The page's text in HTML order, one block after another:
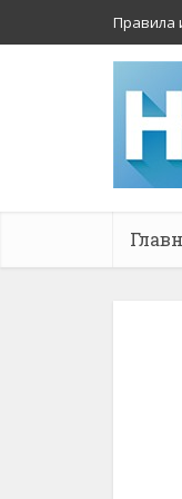
Правила